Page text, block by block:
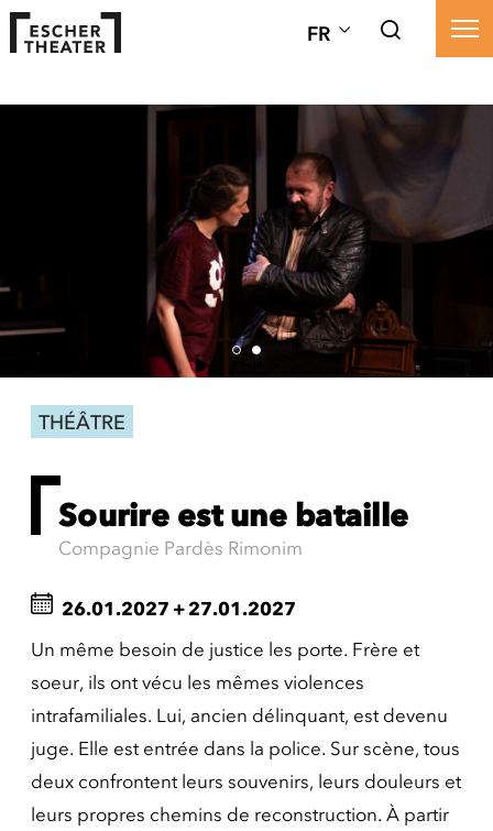
FR
THÉÂTRE
Sourire est une bataille
Compagnie Pardès Rimonim
26.01.2027 + 27.01.2027
Un même besoin de justice les porte. Frère et
soeur, ils ont vécu les mêmes violences
intrafamiliales. Lui, ancien délinquant, est devenu
juge. Elle est entrée dans la police. Sur scène, tous
deux confrontent leurs souvenirs, leurs douleurs et
leurs propres chemins de reconstruction. À partir